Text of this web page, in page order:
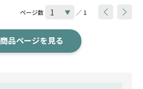
ページ数 ／ 1
商品ページを見る